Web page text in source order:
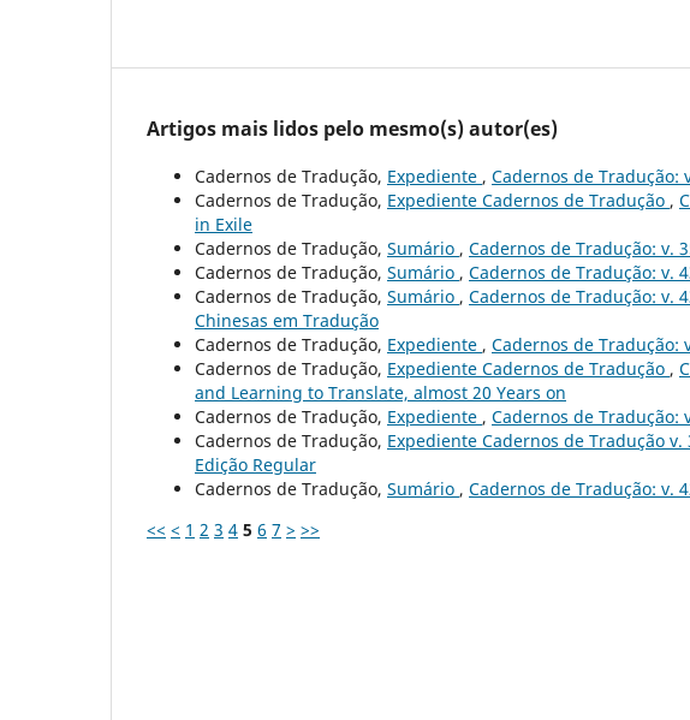
Artigos mais lidos pelo mesmo(s) autor(es)
Cadernos de Tradução, Expediente , Cadernos de Tradução:
Cadernos de Tradução, Expediente Cadernos de Tradução ,
in Exile
Cadernos de Tradução, Sumário , Cadernos de Tradução: v.
Cadernos de Tradução, Sumário , Cadernos de Tradução: v.
Cadernos de Tradução, Sumário , Cadernos de Tradução: v.
Chinesas em Tradução
Cadernos de Tradução, Expediente , Cadernos de Tradução:
Cadernos de Tradução, Expediente Cadernos de Tradução ,
and Learning to Translate, almost 20 Years on
Cadernos de Tradução, Expediente , Cadernos de Tradução:
Cadernos de Tradução, Expediente Cadernos de Tradução v.
Edição Regular
Cadernos de Tradução, Sumário , Cadernos de Tradução: v.
<< < 1 2 3 4 5 6 7 > >>